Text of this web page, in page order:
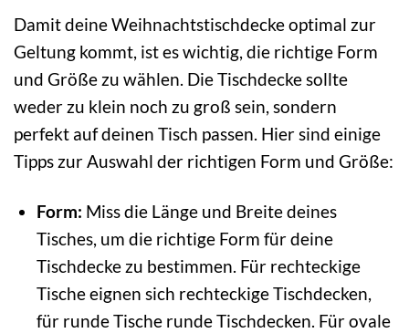
Damit deine Weihnachtstischdecke optimal zur
Geltung kommt, ist es wichtig, die richtige Form
und Größe zu wählen. Die Tischdecke sollte
weder zu klein noch zu groß sein, sondern
perfekt auf deinen Tisch passen. Hier sind einige
Tipps zur Auswahl der richtigen Form und Größe:
Form: Miss die Länge und Breite deines
Tisches, um die richtige Form für deine
Tischdecke zu bestimmen. Für rechteckige
Tische eignen sich rechteckige Tischdecken,
für runde Tische runde Tischdecken. Für ovale